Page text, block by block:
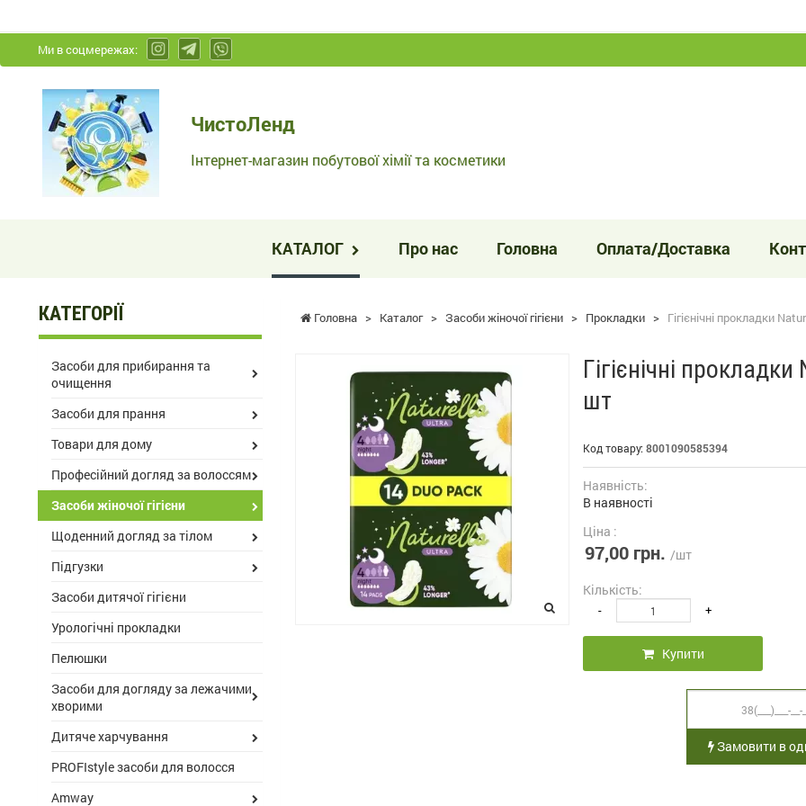
Ми в соцмережах:
ЧистоЛенд
-
Інтернет-
магазин
косметики
ЧистоЛенд
Інтернет-магазин побутової хімії та косметики
КАТАЛОГ Про нас Головна Оплата/Доставка
Головна > Каталог > Засоби жіночої гігієни > Прокладки > Гігієнічні прокладки
Гігієнічні
шт
Код товару: 8001090585394
Наявність:
В наявності
Ціна :
97,00 грн. /шт
Кількість:
- +
Купити
Замовити в
КАТЕГОРІЇ
Засоби для прибирання та
очищення
Засоби для прання
Товари для дому
Професійний догляд за волоссям
Засоби жіночої гігієни
Щоденний догляд за тілом
Підгузки
Засоби дитячої гігієни
Урологічні прокладки
Пелюшки
Засоби для догляду за лежачими
хворими
Дитяче харчування
PROFIstyle засоби для волосся
Amway